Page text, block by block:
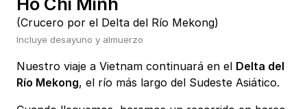
(Crucero por el Delta del Río Mekong)
Incluye desayuno y almuerzo
Nuestro viaje a Vietnam continuará en el Delta del
Río Mekong, el río más largo del Sudeste Asiático.